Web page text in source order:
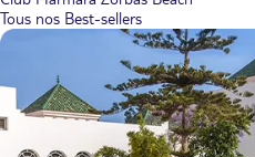
Tous nos Best-sellers